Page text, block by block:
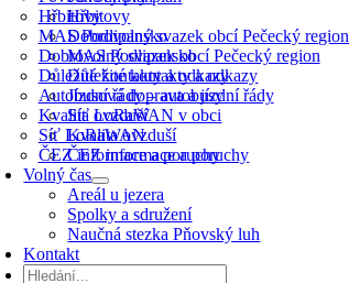
Hřbitovy
MAS Podlipansko
Dobrovolný svazek obcí Pečecký region
Důležité kontakty a odkazy
Autobusová doprava a jízdní řády
Kvalita ovzduší
Síť LoRaWAN
ČEZ informace a poruchy
Hřbitovy
Dobrovolný svazek obcí Pečecký region
MAS Podlipansko
Důležité kontakty a odkazy
Jízdní řády – autobusy
Síť LoRaWAN v obci
Kvalita ovzduší
ČEZ informace a poruchy
Volný čas
Areál u jezera
Spolky a sdružení
Naučná stezka Pňovský luh
Kontakt
Hledat: